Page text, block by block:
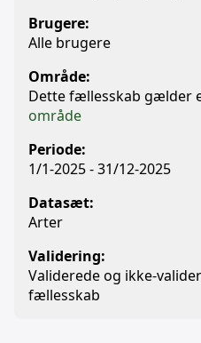
Brugere:
Alle brugere
Område:
Dette fællesskab gælder
område
Periode:
1/1-2025 - 31/12-2025
Datasæt:
Arter
Validering:
Validerede og ikke-
fællesskab